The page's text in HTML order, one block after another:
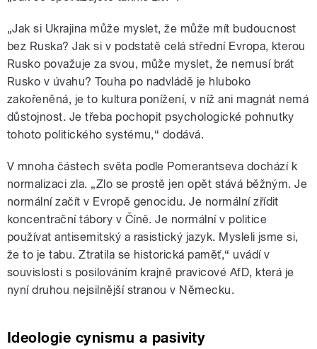
„Jak si Ukrajina může myslet, že může mít budoucnost
bez Ruska? Jak si v podstatě celá střední Evropa, kterou
Rusko považuje za svou, může myslet, že nemusí brát
Rusko v úvahu? Touha po nadvládě je hluboko
zakořeněná, je to kultura ponížení, v níž ani magnát nemá
důstojnost. Je třeba pochopit psychologické pohnutky
tohoto politického systému,“ dodává.
V mnoha částech světa podle Pomerantseva dochází k
normalizaci zla. „Zlo se prostě jen opět stává běžným. Je
normální začít v Evropě genocidu. Je normální zřídit
koncentrační tábory v Číně. Je normální v politice
používat antisemitský a rasistický jazyk. Mysleli jsme si,
že to je tabu. Ztratila se historická paměť,“ uvádí v
souvislosti s posilováním krajně pravicové AfD, která je
nyní druhou nejsilnější stranou v Německu.
Ideologie cynismu a pasivity